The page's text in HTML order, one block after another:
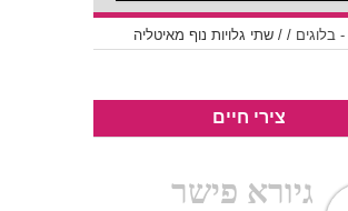
בלוגים /
/ שתי גלויות נוף מאיטליה
צירי חיים
גיורא פישר